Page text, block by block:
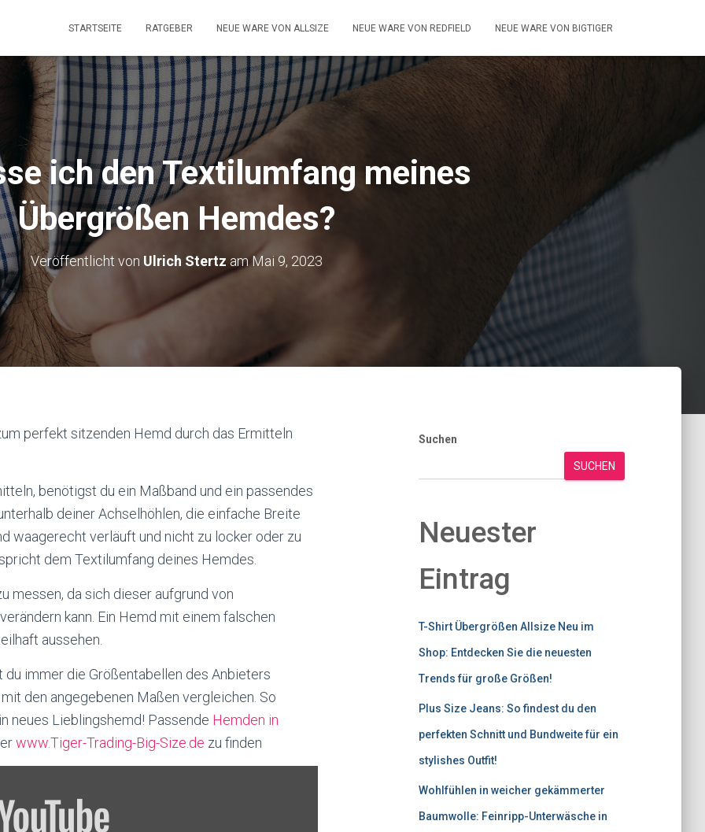
STARTSEITE RATGEBER NEUE WARE VON ALLSIZE NEUE WARE VON REDFIELD NEUE WARE VON BIGTIGER
ich den Textilumfang meines
Übergrößen Hemdes?
Veröffentlicht von Ulrich Stertz amMai 9, 2023
perfekt sitzenden Hemd durch das Ermitteln
benötigst du ein Maßband und ein passendes
deiner Achselhöhlen, die einfache Breite
waagerecht verläuft und nicht zu locker oder zu
dem Textilumfang deines Hemdes.
messen, da sich dieser aufgrund von
kann. Ein Hemd mit einem falschen
aussehen.
immer die Größentabellen des Anbieters
den angegebenen Maßen vergleichen. So
neues Lieblingshemd! Passende Hemden in
www.Tiger-Trading-Big-Size.de zu finden
Suchen
SUCHEN
Neuester
Eintrag
T-Shirt Übergrößen Allsize Neu im
Shop: Entdecken Sie die neuesten
Trends für große Größen!
Plus Size Jeans: So findest du den
perfekten Schnitt und Bundweite für ein
stylishes Outfit!
Wohlfühlen in weicher gekämmerter
Baumwolle: Feinripp-Unterwäsche in